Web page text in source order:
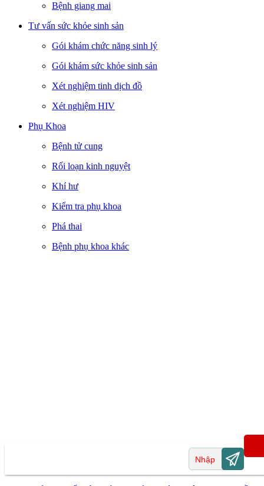
Bệnh giang mai
Tư vấn sức khỏe sinh sản
Gói khám chức năng sinh lý
Gói khám sức khỏe sinh sản
Xét nghiệm tinh dịch đồ
Xét nghiệm HIV
Phụ Khoa
Bệnh tử cung
Rối loạn kinh nguyệt
Khí hư
Kiểm tra phụ khoa
Phá thai
Bệnh phụ khoa khác